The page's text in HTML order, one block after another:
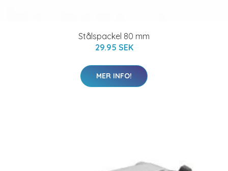
Stålspackel 80 mm
29.95 SEK
MER INFO!